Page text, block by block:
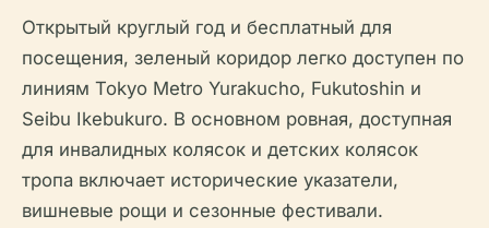
Открытый круглый год и бесплатный для
посещения, зеленый коридор легко доступен по
линиям Tokyo Metro Yurakucho, Fukutoshin и
Seibu Ikebukuro. В основном ровная, доступная
для инвалидных колясок и детских колясок
тропа включает исторические указатели,
вишневые рощи и сезонные фестивали.